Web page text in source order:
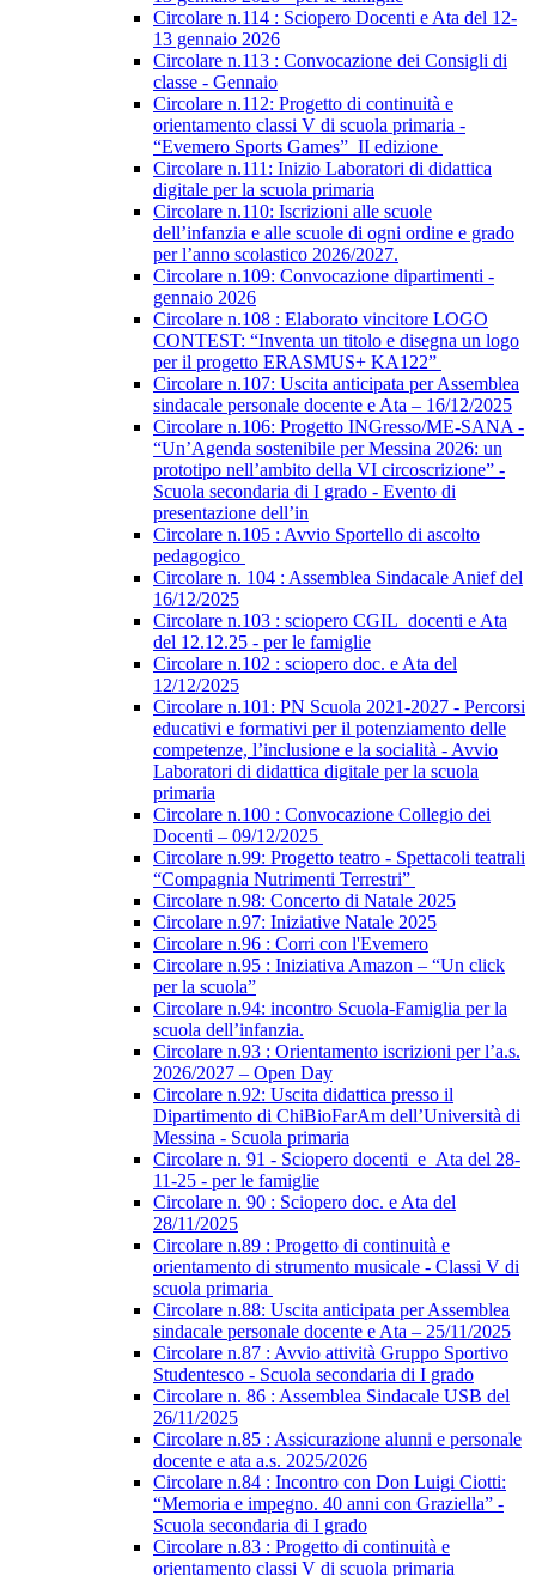
Circolare n.114 : Sciopero Docenti e Ata del 12-
13 gennaio 2026
Circolare n.113 : Convocazione dei Consigli di
classe - Gennaio
Circolare n.112: Progetto di continuità e
orientamento classi V di scuola primaria -
“Evemero Sports Games” II edizione
Circolare n.111: Inizio Laboratori di didattica
digitale per la scuola primaria
Circolare n.110: Iscrizioni alle scuole
dell’infanzia e alle scuole di ogni ordine e grado
per l’anno scolastico 2026/2027.
Circolare n.109: Convocazione dipartimenti -
gennaio 2026
Circolare n.108 : Elaborato vincitore LOGO
CONTEST: “Inventa un titolo e disegna un logo
per il progetto ERASMUS+ KA122”
Circolare n.107: Uscita anticipata per Assemblea
sindacale personale docente e Ata – 16/12/2025
Circolare n.106: Progetto INGresso/ME-SANA -
“Un’Agenda sostenibile per Messina 2026: un
prototipo nell’ambito della VI circoscrizione” -
Scuola secondaria di I grado - Evento di
presentazione dell’in
Circolare n.105 : Avvio Sportello di ascolto
pedagogico
Circolare n. 104 : Assemblea Sindacale Anief del
16/12/2025
Circolare n.103 : sciopero CGIL_docenti e Ata
del 12.12.25 - per le famiglie
Circolare n.102 : sciopero doc. e Ata del
12/12/2025
Circolare n.101: PN Scuola 2021-2027 - Percorsi
educativi e formativi per il potenziamento delle
competenze, l’inclusione e la socialità - Avvio
Laboratori di didattica digitale per la scuola
primaria
Circolare n.100 : Convocazione Collegio dei
Docenti – 09/12/2025
Circolare n.99: Progetto teatro - Spettacoli teatrali
“Compagnia Nutrimenti Terrestri”
Circolare n.98: Concerto di Natale 2025
Circolare n.97: Iniziative Natale 2025
Circolare n.96 : Corri con l'Evemero
Circolare n.95 : Iniziativa Amazon – “Un click
per la scuola”
Circolare n.94: incontro Scuola-Famiglia per la
scuola dell’infanzia.
Circolare n.93 : Orientamento iscrizioni per l’a.s.
2026/2027 – Open Day
Circolare n.92: Uscita didattica presso il
Dipartimento di ChiBioFarAm dell’Università di
Messina - Scuola primaria
Circolare n. 91 - Sciopero docenti_e_Ata del 28-
11-25 - per le famiglie
Circolare n. 90 : Sciopero doc. e Ata del
28/11/2025
Circolare n.89 : Progetto di continuità e
orientamento di strumento musicale - Classi V di
scuola primaria
Circolare n.88: Uscita anticipata per Assemblea
sindacale personale docente e Ata – 25/11/2025
Circolare n.87 : Avvio attività Gruppo Sportivo
Studentesco - Scuola secondaria di I grado
Circolare n. 86 : Assemblea Sindacale USB del
26/11/2025
Circolare n.85 : Assicurazione alunni e personale
docente e ata a.s. 2025/2026
Circolare n.84 : Incontro con Don Luigi Ciotti:
“Memoria e impegno. 40 anni con Graziella” -
Scuola secondaria di I grado
Circolare n.83 : Progetto di continuità e
orientamento classi V di scuola primaria